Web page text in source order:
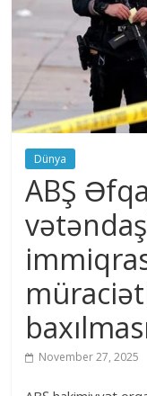
Dünya
ABŞ
November 27, 2025